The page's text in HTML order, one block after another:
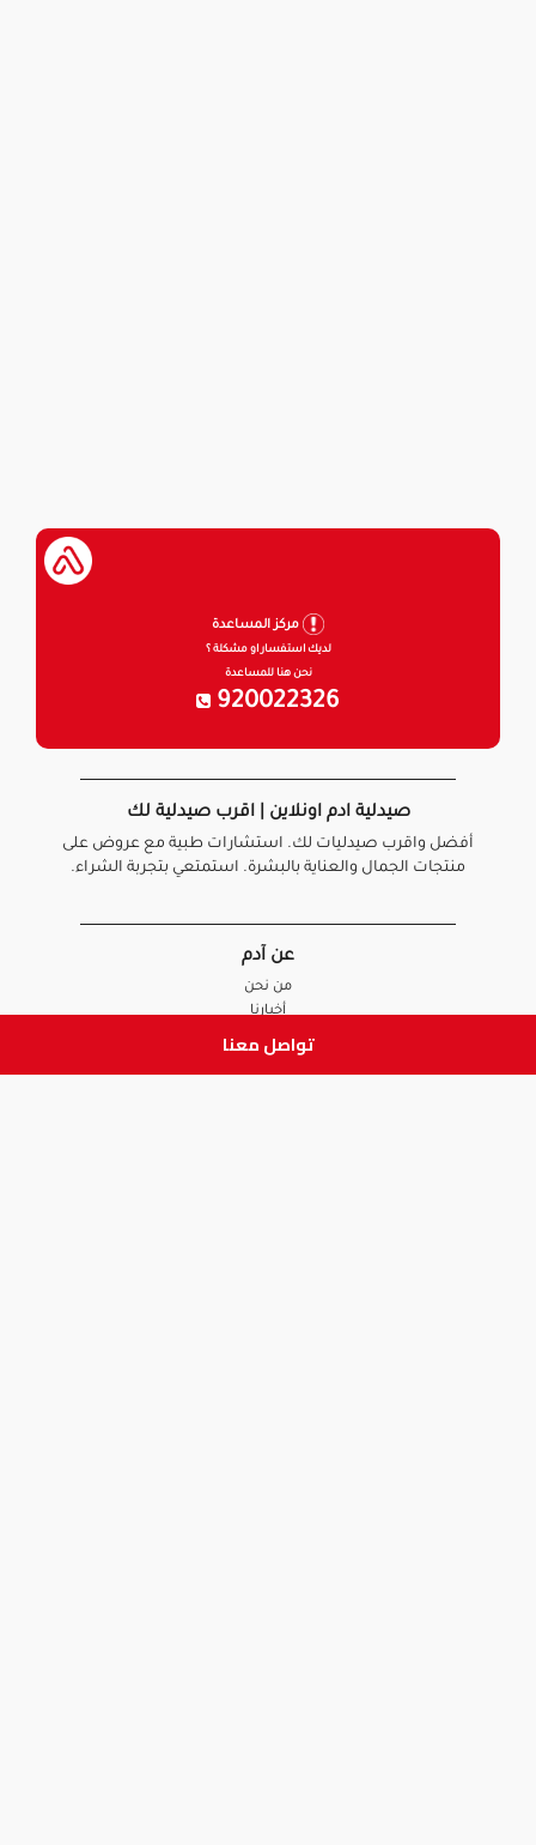
تواصل معنا
مركز المساعدة
لديك استفسار او مشكلة ؟
نحن هنا للمساعدة
920022326
صيدلية ادم اونلاين | اقرب صيدلية لك
أفضل واقرب صيدليات لك. استشارات طبية مع عروض على
منتجات الجمال والعناية بالبشرة. استمتعي بتجربة الشراء.
عن آدم
من نحن
أخبارنا
الأسئلة الشائعة
تواصل معنا